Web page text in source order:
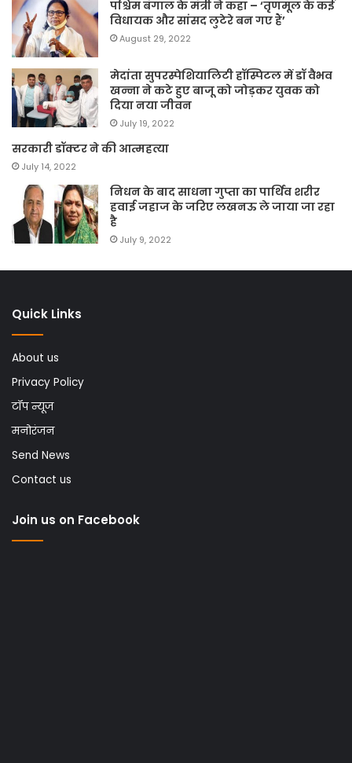
पश्चिम बंगाल के मंत्री ने कहा – ‘तृणमूल के कई
विधायक और सांसद लुटेरे बन गए हैं’
August 29, 2022
मेदांता सुपरस्पेशियालिटी हॉस्पिटल में डॉ वैभव
खन्ना ने कटे हुए बाजू को जोड़कर युवक को
दिया नया जीवन
July 19, 2022
सरकारी डॉक्टर ने की आत्महत्या
July 14, 2022
निधन के बाद साधना गुप्ता का पार्थिव शरीर
हवाई जहाज के जरिए लखनऊ ले जाया जा रहा
है
July 9, 2022
Quick Links
About us
Privacy Policy
टॉप न्यूज
मनोरंजन
Send News
Contact us
Join us on Facebook